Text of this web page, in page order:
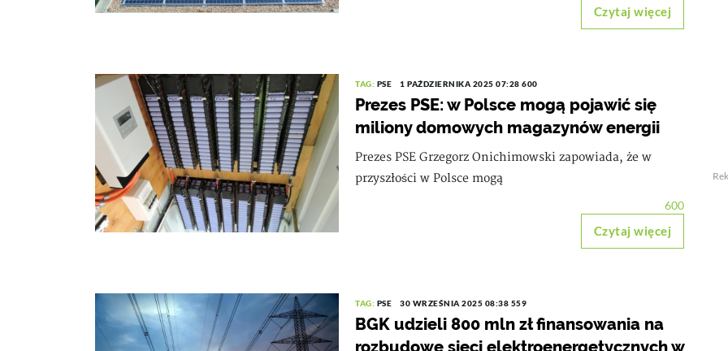
Czytaj więcej
TAG: PSE 1 PAŹDZIERNIKA 2025 07:28 600
Prezes PSE: w Polsce mogą pojawić się
miliony domowych magazynów energii
Prezes PSE Grzegorz Onichimowski zapowiada, że w
przyszłości w Polsce mogą
600
Czytaj więcej
TAG: PSE 30 WRZEŚNIA 2025 08:38 559
BGK udzieli 800 mln zł finansowania na
rozbudowę sieci elektroenergetycznych w